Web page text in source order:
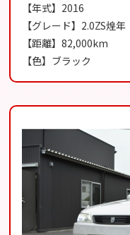
【年式】2016
【グレード】2.0ZS煌年
【距離】82,000km
【色】ブラック